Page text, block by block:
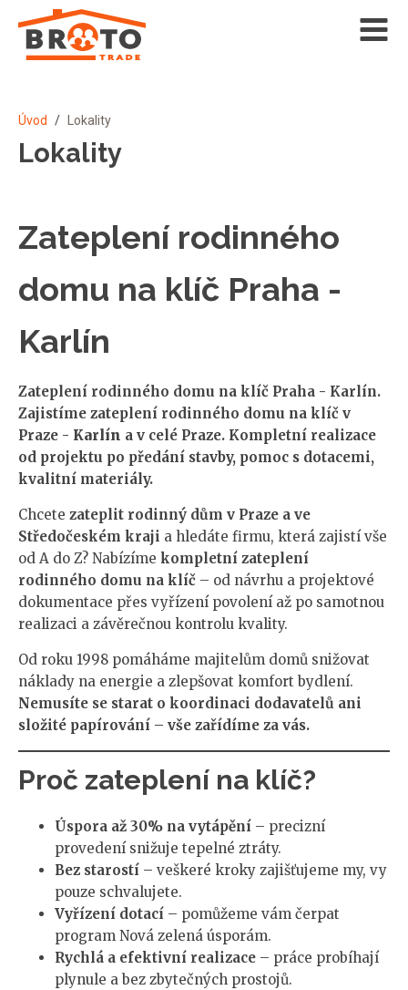
Úvod / Lokality
Lokality
Zateplení rodinného
domu na klíč Praha -
Karlín
Zateplení rodinného domu na klíč Praha - Karlín.
Zajistíme zateplení rodinného domu na klíč v
Praze - Karlín a v celé Praze. Kompletní realizace
od projektu po předání stavby, pomoc s dotacemi,
kvalitní materiály.
Chcete zateplit rodinný dům v Praze a ve
Středočeském kraji a hledáte firmu, která zajistí vše
od A do Z? Nabízíme kompletní zateplení
rodinného domu na klíč – od návrhu a projektové
dokumentace přes vyřízení povolení až po samotnou
realizaci a závěrečnou kontrolu kvality.
Od roku 1998 pomáháme majitelům domů snižovat
náklady na energie a zlepšovat komfort bydlení.
Nemusíte se starat o koordinaci dodavatelů ani
složité papírování – vše zařídíme za vás.
Proč zateplení na klíč?
Úspora až 30% na vytápění – precizní
provedení snižuje tepelné ztráty.
Bez starostí – veškeré kroky zajišťujeme my, vy
pouze schvalujete.
Vyřízení dotací – pomůžeme vám čerpat
program Nová zelená úsporám.
Rychlá a efektivní realizace – práce probíhají
plynule a bez zbytečných prostojů.